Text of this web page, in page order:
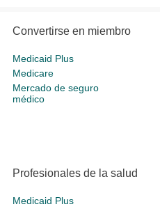
Convertirse en miembro
Medicaid Plus
Medicare
Mercado de seguro
médico
Profesionales de la salud
Medicaid Plus